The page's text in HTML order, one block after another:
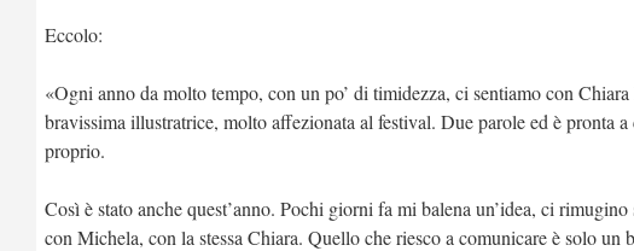
Eccolo:
«Ogni anno da molto tempo, con un po’ di timidezza, ci sentiamo con
bravissima illustratrice, molto affezionata al festival. Due parole ed è pronta
proprio.
Così è stato anche quest’anno. Pochi giorni fa mi balena un’idea, ci
con Michela, con la stessa Chiara. Quello che riesco a comunicare è solo